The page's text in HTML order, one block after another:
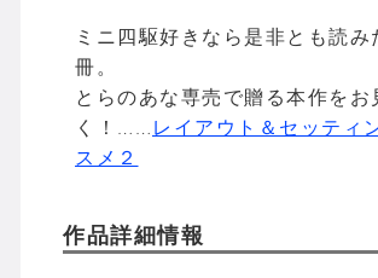
ミニ四駆好きなら是非とも読み
冊。
とらのあな専売で贈る本作をお
く！…… レイアウト＆セッティ
スメ２
作品詳細情報